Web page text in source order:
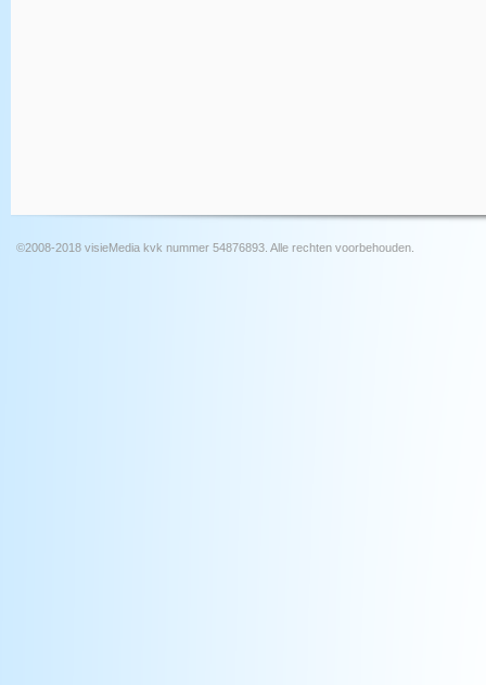
©2008-2018 visieMedia kvk nummer 54876893. Alle rechten voorbehouden.